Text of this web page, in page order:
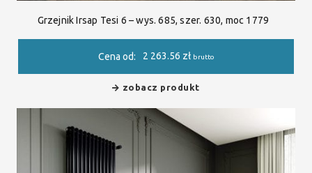
Grzejnik Irsap Tesi 6 – wys. 685, szer. 630, moc 1779
Cena od: 2 263.56 zł brutto
zobacz produkt